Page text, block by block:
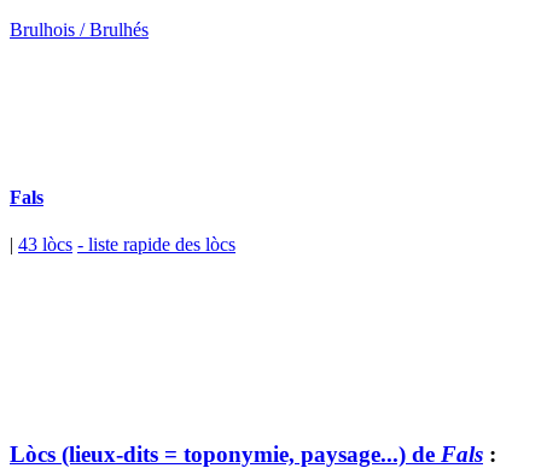
Brulhois / Brulhés
Fals
| 43 lòcs - liste rapide des lòcs
Lòcs (lieux-dits = toponymie, paysage...) de Fals :